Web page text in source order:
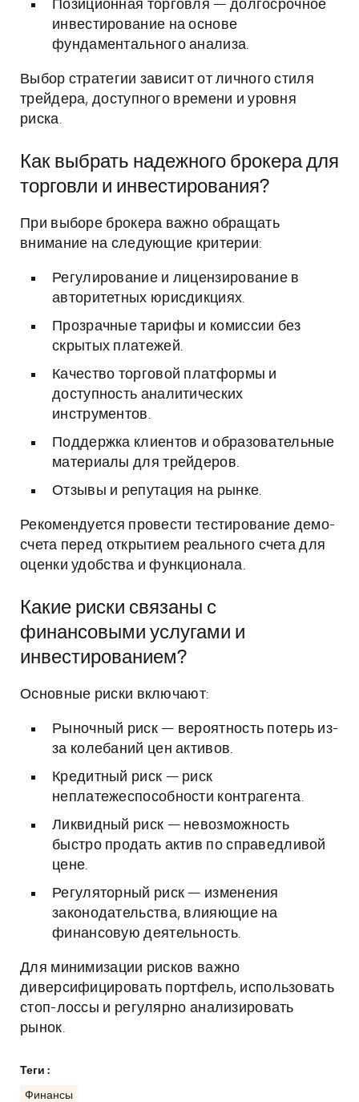
Позиционная торговля — долгосрочное
инвестирование на основе
фундаментального анализа.
Выбор стратегии зависит от личного стиля
трейдера, доступного времени и уровня
риска.
Как выбрать надежного брокера для
торговли и инвестирования?
При выборе брокера важно обращать
внимание на следующие критерии:
Регулирование и лицензирование в
авторитетных юрисдикциях.
Прозрачные тарифы и комиссии без
скрытых платежей.
Качество торговой платформы и
доступность аналитических
инструментов.
Поддержка клиентов и образовательные
материалы для трейдеров.
Отзывы и репутация на рынке.
Рекомендуется провести тестирование демо-
счета перед открытием реального счета для
оценки удобства и функционала.
Какие риски связаны с
финансовыми услугами и
инвестированием?
Основные риски включают:
Рыночный риск — вероятность потерь из-
за колебаний цен активов.
Кредитный риск — риск
неплатежеспособности контрагента.
Ликвидный риск — невозможность
быстро продать актив по справедливой
цене.
Регуляторный риск — изменения
законодательства, влияющие на
финансовую деятельность.
Для минимизации рисков важно
диверсифицировать портфель, использовать
стоп-лоссы и регулярно анализировать
рынок.
Теги :
Финансы